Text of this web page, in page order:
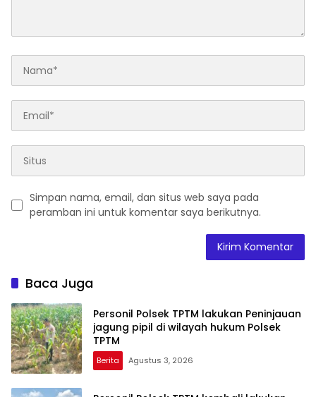
Simpan nama, email, dan situs web saya pada
peramban ini untuk komentar saya berikutnya.
Baca Juga
Personil Polsek TPTM lakukan Peninjauan
jagung pipil di wilayah hukum Polsek
TPTM
Berita Agustus 3, 2026